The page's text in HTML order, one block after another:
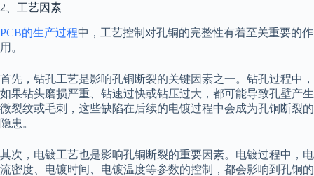
2、工艺因素
PCB的生产过程中，工艺控制对孔铜的完整性有着至关重要的作
用。
首先，钻孔工艺是影响孔铜断裂的关键因素之一。钻孔过程中，
如果钻头磨损严重、钻速过快或钻压过大，都可能导致孔壁产生
微裂纹或毛刺，这些缺陷在后续的电镀过程中会成为孔铜断裂的
隐患。
其次，电镀工艺也是影响孔铜断裂的重要因素。电镀过程中，电
流密度、电镀时间、电镀温度等参数的控制，都会影响到孔铜的